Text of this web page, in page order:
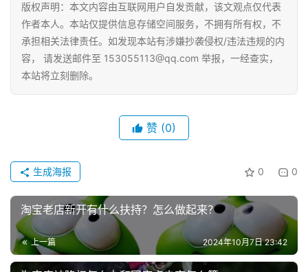
小
本
创
业
商
创
业
投稿
版权声明：本文内容由互联网用户自发贡献，该文观点仅代表
作者本人。本站仅提供信息存储空间服务，不拥有所有权，不
承担相关法律责任。如发现本站有涉嫌抄袭侵权/违法违规的内
容， 请发送邮件至 153055113@qq.com 举报，一经查实，
本站将立刻删除。
赞 (0)
0 0
生成海报
淘宝老店新开有什么扶持？怎么做起来？
上一篇 2024年10月7日 23:42